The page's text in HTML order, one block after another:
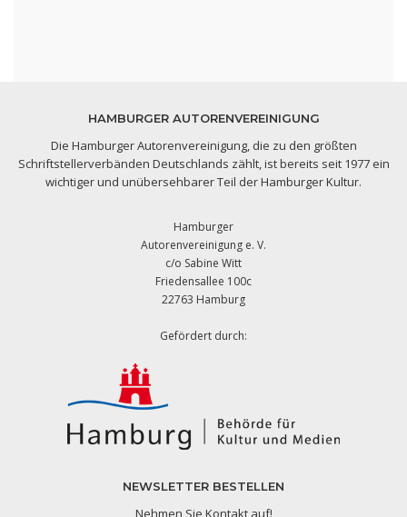
HAMBURGER AUTORENVEREINIGUNG
Die Hamburger Autorenvereinigung, die zu den größten
Schriftstellerverbänden Deutschlands zählt, ist bereits seit 1977 ein
wichtiger und unübersehbarer Teil der Hamburger Kultur.
Hamburger
Autorenvereinigung e. V.
c/o Sabine Witt
Friedensallee 100c
22763 Hamburg
Gefördert durch:
NEWSLETTER BESTELLEN
Nehmen Sie Kontakt auf!